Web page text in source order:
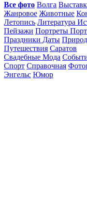
Все фото Волга
Жанровое Животные
Летопись Литература
Пейзажи Портреты
Праздники Даты
Путешествия Саратов
Свадебные Мода
Спорт Справочная
Энгельс Юмор